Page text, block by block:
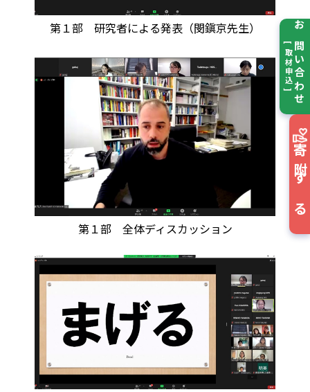
お問い合わせ
[ 取材申込 ]
寄附する
第１部 研究者による発表（閔鎭京先生）
第１部 全体ディスカッション